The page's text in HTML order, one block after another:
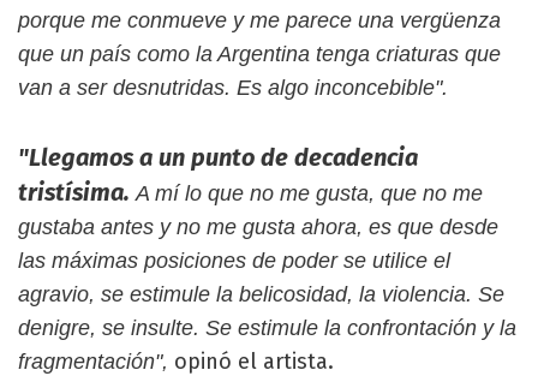
porque me conmueve y me parece una vergüenza
que un país como la Argentina tenga criaturas que
van a ser desnutridas. Es algo inconcebible".
"Llegamos a un punto de decadencia
tristísima. A mí lo que no me gusta, que no me
gustaba antes y no me gusta ahora, es que desde
las máximas posiciones de poder se utilice el
agravio, se estimule la belicosidad, la violencia. Se
denigre, se insulte. Se estimule la confrontación y la
fragmentación", opinó el artista.